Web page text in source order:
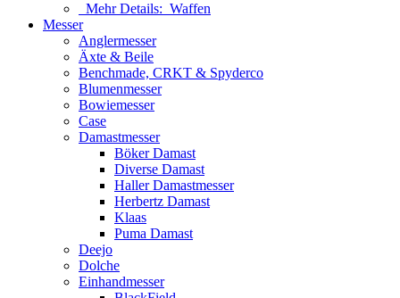
Mehr Details: Waffen
Messer
Anglermesser
Äxte & Beile
Benchmade, CRKT & Spyderco
Blumenmesser
Bowiemesser
Case
Damastmesser
Böker Damast
Diverse Damast
Haller Damastmesser
Herbertz Damast
Klaas
Puma Damast
Deejo
Dolche
Einhandmesser